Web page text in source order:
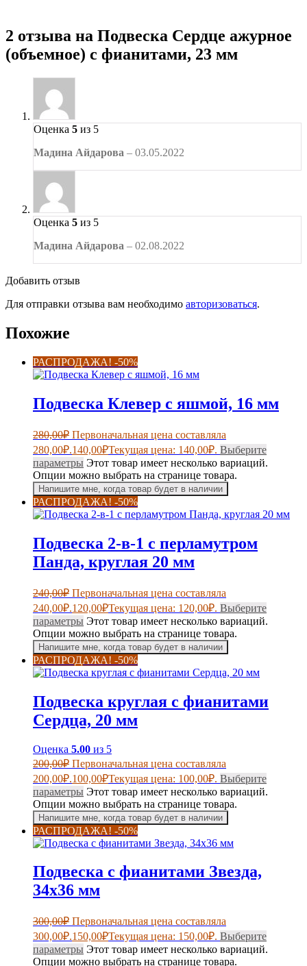
2 отзыва на Подвеска Сердце ажурное
(объемное) с фианитами, 23 мм
Оценка 5 из 5
Мадина Айдарова – 03.05.2022
Оценка 5 из 5
Мадина Айдарова – 02.08.2022
Добавить отзыв
Для отправки отзыва вам необходимо авторизоваться.
Похожие
РАСПРОДАЖА! -50%
Подвеска Клевер с яшмой, 16 мм
280,00₽ Первоначальная цена составляла
280,00₽.140,00₽Текущая цена: 140,00₽. Выберите
параметры Этот товар имеет несколько вариаций.
Опции можно выбрать на странице товара.
Напишите мне, когда товар будет в наличии
РАСПРОДАЖА! -50%
Подвеска 2-в-1 с перламутром
Панда, круглая 20 мм
240,00₽ Первоначальная цена составляла
240,00₽.120,00₽Текущая цена: 120,00₽. Выберите
параметры Этот товар имеет несколько вариаций.
Опции можно выбрать на странице товара.
Напишите мне, когда товар будет в наличии
РАСПРОДАЖА! -50%
Подвеска круглая с фианитами
Сердца, 20 мм
Оценка 5.00 из 5
200,00₽ Первоначальная цена составляла
200,00₽.100,00₽Текущая цена: 100,00₽. Выберите
параметры Этот товар имеет несколько вариаций.
Опции можно выбрать на странице товара.
Напишите мне, когда товар будет в наличии
РАСПРОДАЖА! -50%
Подвеска с фианитами Звезда,
34х36 мм
300,00₽ Первоначальная цена составляла
300,00₽.150,00₽Текущая цена: 150,00₽. Выберите
параметры Этот товар имеет несколько вариаций.
Опции можно выбрать на странице товара.